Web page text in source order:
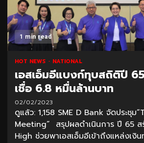
1 min read
HOT NEWS NATIONAL
เอสเอ็มอีแบงก์ทุบสถิติปี
เชื่อ 6.8 หมื่นล้านบาท
02/02/2023
ดูแล้ว: 1,158 SME D Bank จัดประชุม
Meeting” สรุปผลดำเนินการ ปี 65 ส
High ช่วยพาเอสเอ็มอีเข้าถึงแหล่งเงิน